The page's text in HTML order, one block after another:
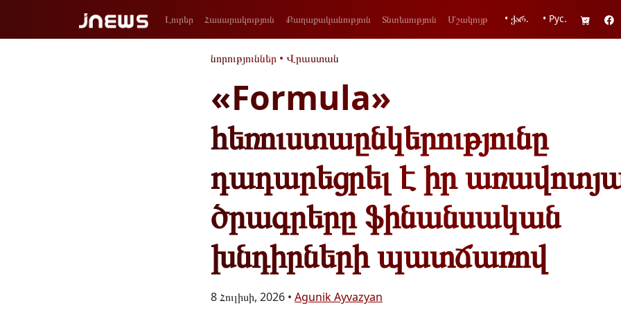
Լուրեր Հասարակություն Քաղաքականություն Տնտեսություն Մշակույթ • ქარ. • Рус.
նորություններ • Վրաստան
«Formula»
հեռուստաընկերությունը
դադարեցրել է իր
ծրագրերը ֆինանսական
խնդիրների պատճառով
8 Հուլիսի, 2026 • Agunik Ayvazyan